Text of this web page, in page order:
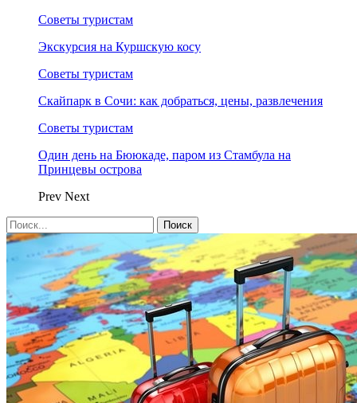
Советы туристам
Экскурсия на Куршскую косу
Советы туристам
Скайпарк в Сочи: как добраться, цены, развлечения
Советы туристам
Один день на Бююкаде, паром из Стамбула на
Принцевы острова
Prev Next